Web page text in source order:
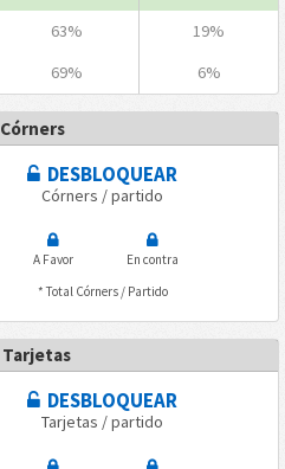
63% 19%
69% 6%
Córners
DESBLOQUEAR
Córners / partido
A Favor
En contra
* Total Córners / Partido
Tarjetas
DESBLOQUEAR
Tarjetas / partido